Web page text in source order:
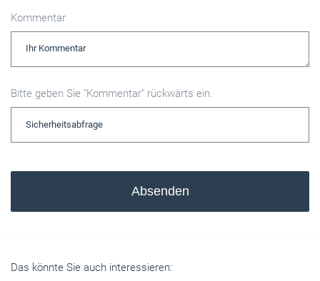
Kommentar
Bitte geben Sie "Kommentar" rückwärts ein.
Absenden
Das könnte Sie auch interessieren: